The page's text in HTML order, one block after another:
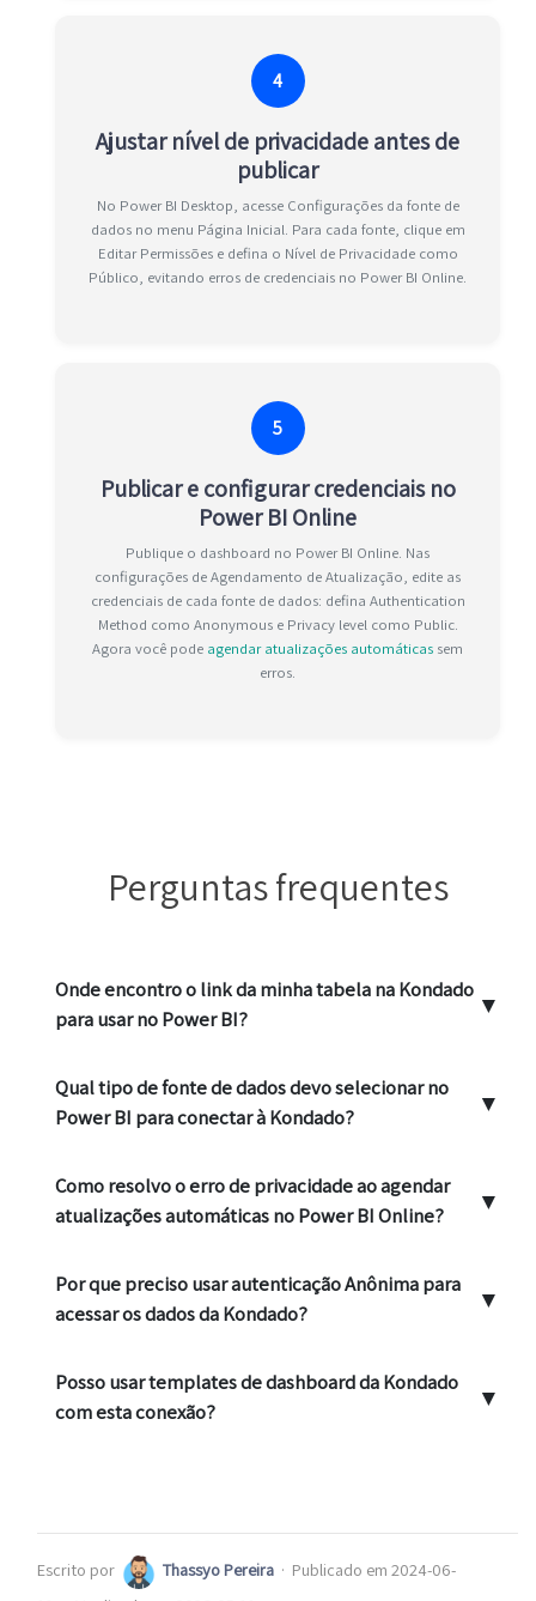
4
Ajustar nível de privacidade antes de
publicar
No Power BI Desktop, acesse Configurações da fonte de
dados no menu Página Inicial. Para cada fonte, clique em
Editar Permissões e defina o Nível de Privacidade como
Público, evitando erros de credenciais no Power BI Online.
5
Publicar e configurar credenciais no
Power BI Online
Publique o dashboard no Power BI Online. Nas
configurações de Agendamento de Atualização, edite as
credenciais de cada fonte de dados: defina Authentication
Method como Anonymous e Privacy level como Public.
Agora você pode agendar atualizações automáticas sem
erros.
Perguntas frequentes
Onde encontro o link da minha tabela na Kondado
para usar no Power BI?
▼
Qual tipo de fonte de dados devo selecionar no
Power BI para conectar à Kondado?
▼
Como resolvo o erro de privacidade ao agendar
atualizações automáticas no Power BI Online?
▼
Por que preciso usar autenticação Anônima para
acessar os dados da Kondado?
▼
Posso usar templates de dashboard da Kondado
com esta conexão?
▼
Escrito por Thassyo Pereira · Publicado em 2024-06-